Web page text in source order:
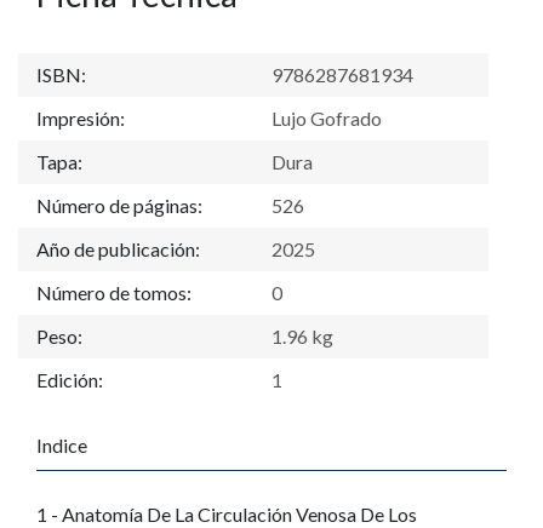
ISBN:
9786287681934
Impresión:
Lujo Gofrado
Tapa:
Dura
Número de páginas:
526
Año de publicación:
2025
Número de tomos:
0
Peso:
1.96 kg
Edición:
1
Indice
1 - Anatomía De La Circulación Venosa De Los